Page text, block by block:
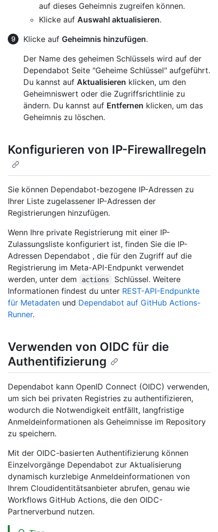
auf dieses Geheimnis zugreifen können.
Klicke auf Auswahl aktualisieren.
Klicke auf Geheimnis hinzufügen.
Der Name des geheimen Schlüssels wird auf der
Dependabot Seite "Geheime Schlüssel" aufgeführt.
Du kannst auf Aktualisieren klicken, um den
Geheimniswert oder die Zugriffsrichtlinie zu
ändern. Du kannst auf Entfernen klicken, um das
Geheimnis zu löschen.
Konfigurieren von IP-Firewallregeln
Sie können Dependabot-bezogene IP-Adressen zu
Ihrer Liste zugelassener IP-Adressen der
Registrierungen hinzufügen.
Wenn Ihre private Registrierung mit einer IP-
Zulassungsliste konfiguriert ist, finden Sie die IP-
Adressen Dependabot , die für den Zugriff auf die
Registrierung im Meta-API-Endpunkt verwendet
werden, unter dem
actions
Schlüssel. Weitere
Informationen findest du unter REST-API-Endpunkte
für Metadaten und Dependabot auf GitHub Actions-
Runner.
Verwenden von OIDC für die
Authentifizierung
Dependabot kann OpenID Connect (OIDC) verwenden,
um sich bei privaten Registries zu authentifizieren,
wodurch die Notwendigkeit entfällt, langfristige
Anmeldeinformationen als Geheimnisse im Repository
zu speichern.
Mit der OIDC-basierten Authentifizierung können
Einzelvorgänge Dependabot zur Aktualisierung
dynamisch kurzlebige Anmeldeinformationen von
Ihrem Cloudidentitätsanbieter abrufen, genau wie
Workflows GitHub Actions, die den OIDC-
Partnerverbund nutzen.